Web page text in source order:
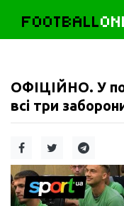
FOOTBALL
ОФІЦІЙНО. У
всі три